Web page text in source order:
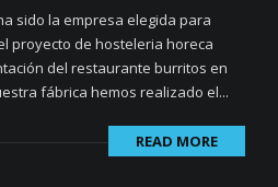
sido la empresa elegida para
proyecto de hosteleria horeca
del restaurante burritos en
fábrica hemos realizado el...
READ MORE